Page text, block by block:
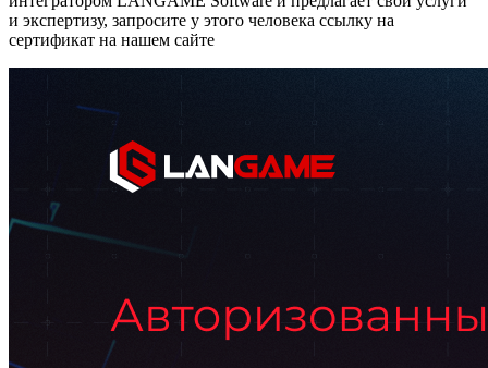
и экспертизу, запросите у этого человека ссылку на
сертификат на нашем сайте